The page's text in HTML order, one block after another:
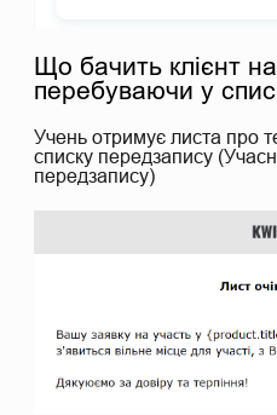
Що бачить клієнт
перебуваючи у
Учень отримує листа про
списку передзапису
передзапису)